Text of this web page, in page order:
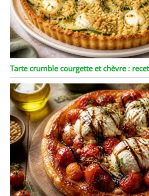
Tarte crumble courgette et chèvre :